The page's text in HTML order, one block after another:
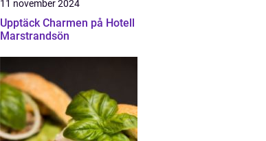
11 november 2024
Upptäck Charmen på Hotell
Marstrandsön